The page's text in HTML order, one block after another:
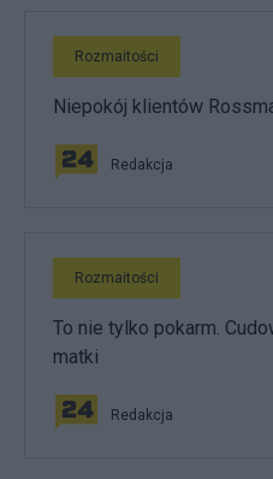
Rozmaitości
Niepokój klientów
Redakcja
Rozmaitości
To nie tylko pokarm.
matki
Redakcja